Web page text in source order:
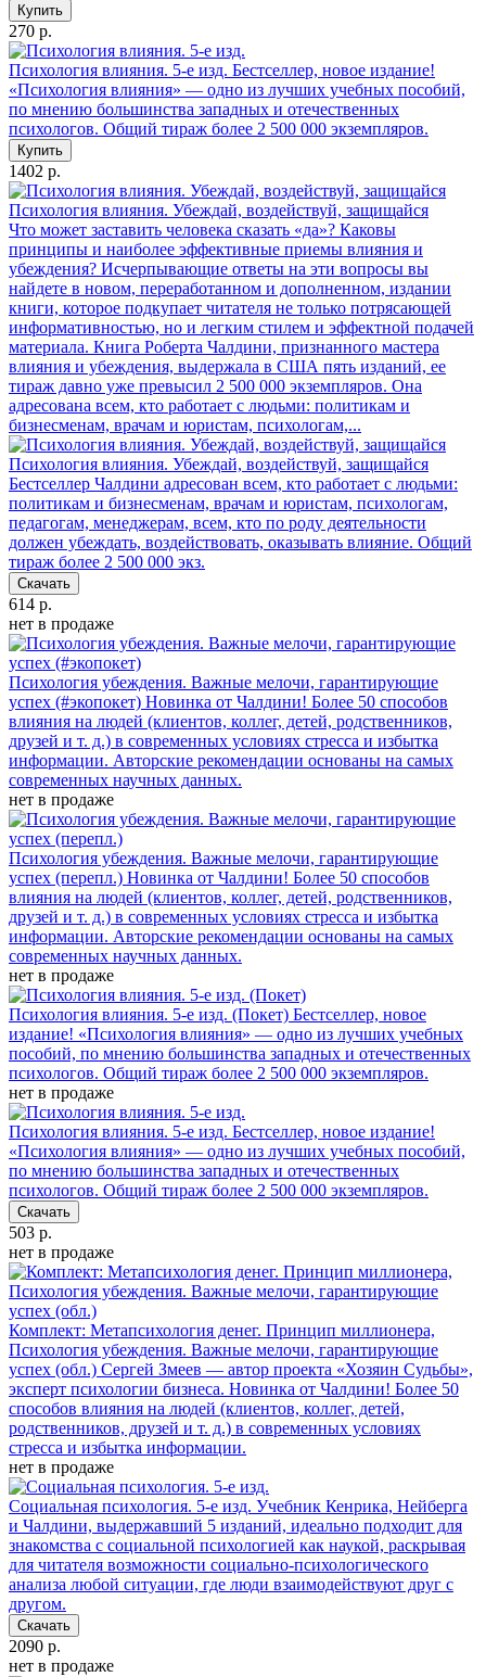
Купить
270 р.
Психология влияния. 5-е изд. Бестселлер, новое издание!
«Психология влияния» — одно из лучших учебных пособий,
по мнению большинства западных и отечественных
психологов. Общий тираж более 2 500 000 экземпляров.
Купить
1402 р.
Психология влияния. Убеждай, воздействуй, защищайся
Что может заставить человека сказать «да»? Каковы
принципы и наиболее эффективные приемы влияния и
убеждения? Исчерпывающие ответы на эти вопросы вы
найдете в новом, переработанном и дополненном, издании
книги, которое подкупает читателя не только потрясающей
информативностью, но и легким стилем и эффектной подачей
материала. Книга Роберта Чалдини, признанного мастера
влияния и убеждения, выдержала в США пять изданий, ее
тираж давно уже превысил 2 500 000 экземпляров. Она
адресована всем, кто работает с людьми: политикам и
бизнесменам, врачам и юристам, психологам,...
Психология влияния. Убеждай, воздействуй, защищайся
Бестселлер Чалдини адресован всем, кто работает с людьми:
политикам и бизнесменам, врачам и юристам, психологам,
педагогам, менеджерам, всем, кто по роду деятельности
должен убеждать, воздействовать, оказывать влияние. Общий
тираж более 2 500 000 экз.
Скачать
614 р.
нет в продаже
Психология убеждения. Важные мелочи, гарантирующие
успех (#экопокет) Новинка от Чалдини! Более 50 способов
влияния на людей (клиентов, коллег, детей, родственников,
друзей и т. д.) в современных условиях стресса и избытка
информации. Авторские рекомендации основаны на самых
современных научных данных.
нет в продаже
Психология убеждения. Важные мелочи, гарантирующие
успех (перепл.) Новинка от Чалдини! Более 50 способов
влияния на людей (клиентов, коллег, детей, родственников,
друзей и т. д.) в современных условиях стресса и избытка
информации. Авторские рекомендации основаны на самых
современных научных данных.
нет в продаже
Психология влияния. 5-е изд. (Покет) Бестселлер, новое
издание! «Психология влияния» — одно из лучших учебных
пособий, по мнению большинства западных и отечественных
психологов. Общий тираж более 2 500 000 экземпляров.
нет в продаже
Психология влияния. 5-е изд. Бестселлер, новое издание!
«Психология влияния» — одно из лучших учебных пособий,
по мнению большинства западных и отечественных
психологов. Общий тираж более 2 500 000 экземпляров.
Скачать
503 р.
нет в продаже
Комплект: Метапсихология денег. Принцип миллионера,
Психология убеждения. Важные мелочи, гарантирующие
успех (обл.) Сергей Змеев — автор проекта «Хозяин Судьбы»,
эксперт психологии бизнеса. Новинка от Чалдини! Более 50
способов влияния на людей (клиентов, коллег, детей,
родственников, друзей и т. д.) в современных условиях
стресса и избытка информации.
нет в продаже
Социальная психология. 5-е изд. Учебник Кенрика, Нейберга
и Чалдини, выдержавший 5 изданий, идеально подходит для
знакомства с социальной психологией как наукой, раскрывая
для читателя возможности социально-психологического
анализа любой ситуации, где люди взаимодействуют друг с
другом.
Скачать
2090 р.
нет в продаже